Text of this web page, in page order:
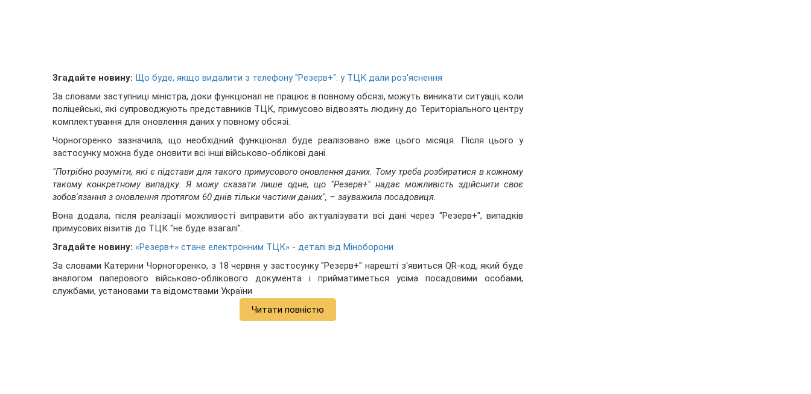
Згадайте новину: Що буде, якщо видалити з телефону "Резерв+": у ТЦК дали роз'яснення
За словами заступниці міністра, доки функціонал не працює в повному обсязі, можуть виникати ситуації, коли
поліцейські, які супроводжують представників ТЦК, примусово відвозять людину до Територіального центру
комплектування для оновлення даних у повному обсязі.
Чорногоренко зазначила, що необхідний функціонал буде реалізовано вже цього місяця. Після цього у
застосунку можна буде оновити всі інші військово-облікові дані.
"Потрібно розуміти, які є підстави для такого примусового оновлення даних. Тому треба розбиратися в кожному
такому конкретному випадку. Я можу сказати лише одне, що "Резерв+" надає можливість здійснити своє
зобов'язання з оновлення протягом 60 днів тільки частини даних", – зауважила посадовиця.
Вона додала, після реалізації можливості виправити або актуалізувати всі дані через "Резерв+", випадків
примусових візитів до ТЦК "не буде взагалі".
Згадайте новину: «Резерв+» стане електронним ТЦК» - деталі від Міноборони
За словами Катерини Чорногоренко, з 18 червня у застосунку "Резерв+" нарешті з'явиться QR-код, який буде
аналогом паперового військово-облікового документа і прийматиметься усіма посадовими особами,
службами, установами та відомствами України
Читати повністю